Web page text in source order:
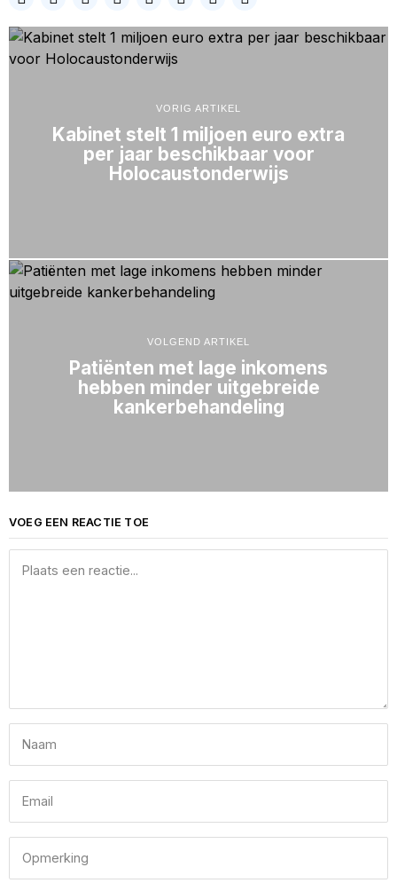
VORIG ARTIKEL
Kabinet stelt 1 miljoen euro extra
per jaar beschikbaar voor
Holocaustonderwijs
VOLGEND ARTIKEL
Patiënten met lage inkomens
hebben minder uitgebreide
kankerbehandeling
VOEG EEN REACTIE TOE